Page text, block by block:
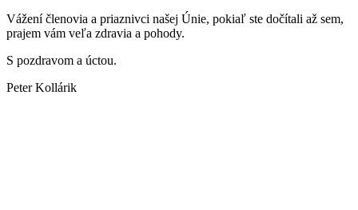
Vážení členovia a priaznivci našej Únie, pokiaľ ste dočítali až sem,
prajem vám veľa zdravia a pohody.
S pozdravom a úctou.
Peter Kollárik